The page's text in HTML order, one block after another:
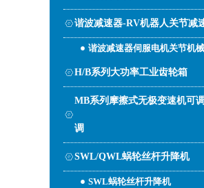
谐波减速器-RV机器人关节减
谐波减速器伺服电机关节机
H/B系列大功率工业齿轮箱
MB系列摩擦式无极变速机可
调
SWL/QWL蜗轮丝杆升降机
SWL蜗轮丝杆升降机